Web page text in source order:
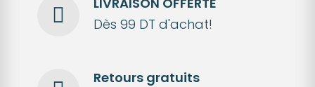
Dès 99 DT d'achat!
Retours gratuits